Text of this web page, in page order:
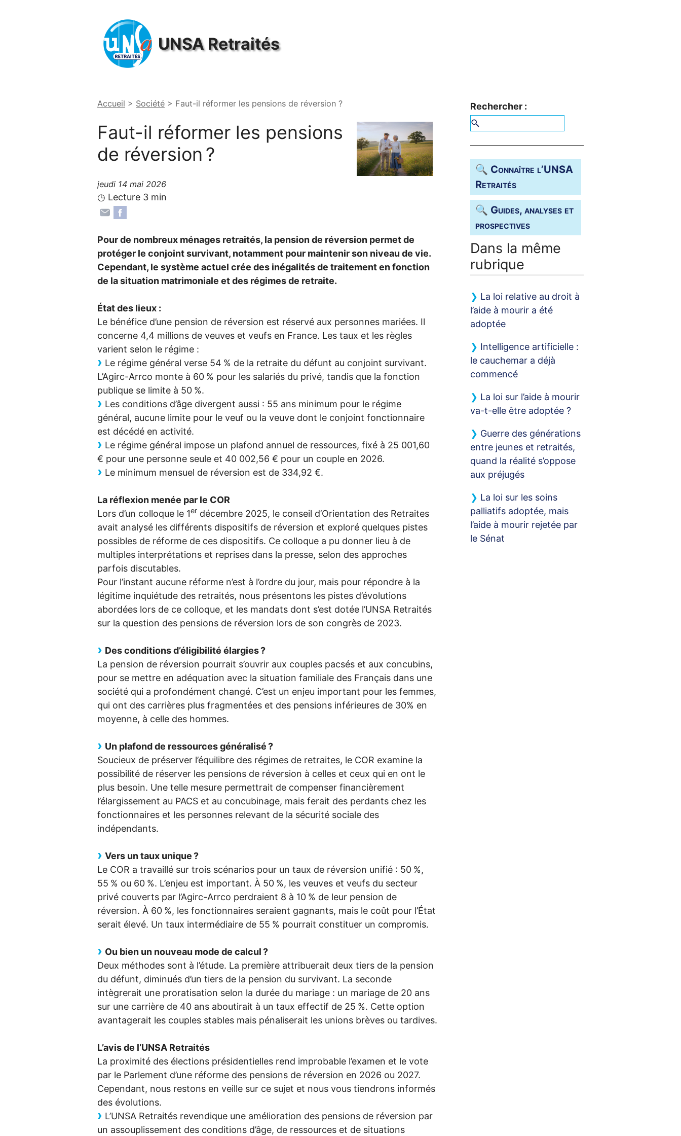
UNSARetraités
Accueil > Société > Faut-il réformer les pensions de réversion ?
Faut-il réformer les pensions
de réversion ?
jeudi 14 mai 2026
◷ Lecture 3 min
Pour de nombreux ménages retraités, la pension de réversion permet de
protéger le conjoint survivant, notamment pour maintenir son niveau de vie.
Cependant, le système actuel crée des inégalités de traitement en fonction
de la situation matrimoniale et des régimes de retraite.
État des lieux :
Le bénéfice d’une pension de réversion est réservé aux personnes mariées. Il
concerne 4,4 millions de veuves et veufs en France. Les taux et les règles
varient selon le régime :
Le régime général verse 54 % de la retraite du défunt au conjoint survivant.
L’Agirc-Arrco monte à 60 % pour les salariés du privé, tandis que la fonction
publique se limite à 50 %.
Les conditions d’âge divergent aussi : 55 ans minimum pour le régime
général, aucune limite pour le veuf ou la veuve dont le conjoint fonctionnaire
est décédé en activité.
Le régime général impose un plafond annuel de ressources, fixé à 25 001,60
€ pour une personne seule et 40 002,56 € pour un couple en 2026.
Le minimum mensuel de réversion est de 334,92 €.
La réflexion menée par le COR
Lors d’un colloque le 1er décembre 2025, le conseil d’Orientation des Retraites
avait analysé les différents dispositifs de réversion et exploré quelques pistes
possibles de réforme de ces dispositifs. Ce colloque a pu donner lieu à de
multiples interprétations et reprises dans la presse, selon des approches
parfois discutables.
Pour l’instant aucune réforme n’est à l’ordre du jour, mais pour répondre à la
légitime inquiétude des retraités, nous présentons les pistes d’évolutions
abordées lors de ce colloque, et les mandats dont s’est dotée l’UNSA Retraités
sur la question des pensions de réversion lors de son congrès de 2023.
Des conditions d’éligibilité élargies?
La pension de réversion pourrait s’ouvrir aux couples pacsés et aux concubins,
pour se mettre en adéquation avec la situation familiale des Français dans une
société qui a profondément changé. C’est un enjeu important pour les femmes,
qui ont des carrières plus fragmentées et des pensions inférieures de 30% en
moyenne, à celle des hommes.
Un plafond de ressources généralisé?
Soucieux de préserver l’équilibre des régimes de retraites, le COR examine la
possibilité de réserver les pensions de réversion à celles et ceux qui en ont le
plus besoin. Une telle mesure permettrait de compenser financièrement
l’élargissement au PACS et au concubinage, mais ferait des perdants chez les
fonctionnaires et les personnes relevant de la sécurité sociale des
indépendants.
Vers un taux unique?
Le COR a travaillé sur trois scénarios pour un taux de réversion unifié : 50 %,
55 % ou 60 %. L’enjeu est important. À 50 %, les veuves et veufs du secteur
privé couverts par l’Agirc-Arrco perdraient 8 à 10 % de leur pension de
réversion. À 60 %, les fonctionnaires seraient gagnants, mais le coût pour l’État
serait élevé. Un taux intermédiaire de 55 % pourrait constituer un compromis.
Ou bien un nouveau mode de calcul?
Deux méthodes sont à l’étude. La première attribuerait deux tiers de la pension
du défunt, diminués d’un tiers de la pension du survivant. La seconde
intègrerait une proratisation selon la durée du mariage : un mariage de 20 ans
sur une carrière de 40 ans aboutirait à un taux effectif de 25 %. Cette option
avantagerait les couples stables mais pénaliserait les unions brèves ou tardives.
L’avis de l’UNSA Retraités
La proximité des élections présidentielles rend improbable l’examen et le vote
par le Parlement d’une réforme des pensions de réversion en 2026 ou 2027.
Cependant, nous restons en veille sur ce sujet et nous vous tiendrons informés
des évolutions.
L’UNSA Retraités revendique une amélioration des pensions de réversion par
un assouplissement des conditions d’âge, de ressources et de situations
Rechercher :
🔍 Connaître l’UNSA
Retraités
🔍 Guides, analyses et
prospectives
Dans la même
rubrique
La loi relative au droit à
l’aide à mourir a été
adoptée
Intelligence artificielle :
le cauchemar a déjà
commencé
La loi sur l’aide à mourir
va-t-elle être adoptée ?
Guerre des générations
entre jeunes et retraités,
quand la réalité s’oppose
aux préjugés
La loi sur les soins
palliatifs adoptée, mais
l’aide à mourir rejetée par
le Sénat